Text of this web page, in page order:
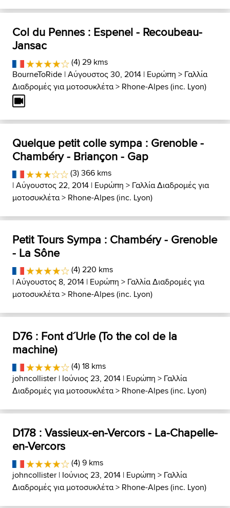
Col du Pennes : Espenel - Recoubeau-
Jansac
(4) 29 kms
BourneToRide | Αύγουστος 30, 2014 | Ευρώπη > Γαλλία
Διαδρομές για μοτοσυκλέτα> Rhone-Alpes (inc. Lyon)
Quelque petit colle sympa : Grenoble -
Chambéry - Briançon - Gap
(3) 366 kms
| Αύγουστος 22, 2014 | Ευρώπη > Γαλλία Διαδρομές για
μοτοσυκλέτα> Rhone-Alpes (inc. Lyon)
Petit Tours Sympa : Chambéry - Grenoble
- La Sône
(4) 220 kms
| Αύγουστος 8, 2014 | Ευρώπη > Γαλλία Διαδρομές για
μοτοσυκλέτα> Rhone-Alpes (inc. Lyon)
D76 : Font d´Urle (To the col de la
machine)
(4) 18 kms
johncollister | Ιούνιος 23, 2014 | Ευρώπη > Γαλλία
Διαδρομές για μοτοσυκλέτα> Rhone-Alpes (inc. Lyon)
D178 : Vassieux-en-Vercors - La-Chapelle-
en-Vercors
(4) 9 kms
johncollister | Ιούνιος 23, 2014 | Ευρώπη > Γαλλία
Διαδρομές για μοτοσυκλέτα> Rhone-Alpes (inc. Lyon)